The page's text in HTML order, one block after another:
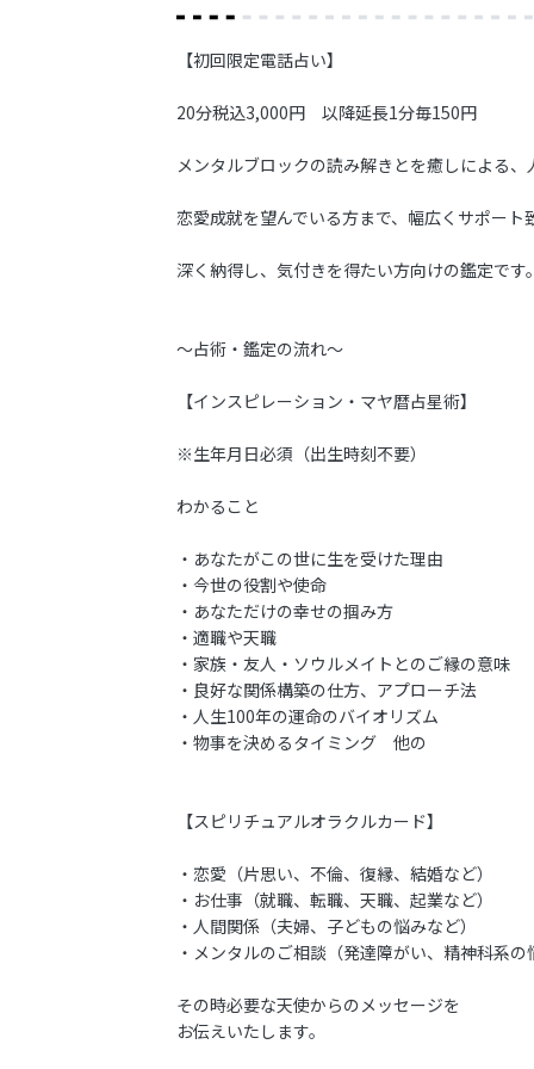
【初回限定電話占い】
20分税込3,000円 以降延長1分毎150円
メンタルブロックの読み解きとを癒しによる、
恋愛成就を望んでいる方まで、幅広くサポート
深く納得し、気付きを得たい方向けの鑑定です。
〜占術・鑑定の流れ〜
【インスピレーション・マヤ暦占星術】
※生年月日必須（出生時刻不要）
わかること
・あなたがこの世に生を受けた理由
・今世の役割や使命
・あなただけの幸せの掴み方
・適職や天職
・家族・友人・ソウルメイトとのご縁の意味
・良好な関係構築の仕方、アプローチ法
・人生100年の運命のバイオリズム
・物事を決めるタイミング 他の
【スピリチュアルオラクルカード】
・恋愛（片思い、不倫、復縁、結婚など）
・お仕事（就職、転職、天職、起業など）
・人間関係（夫婦、子どもの悩みなど）
・メンタルのご相談（発達障がい、精神科系の
その時必要な天使からのメッセージを
お伝えいたします。